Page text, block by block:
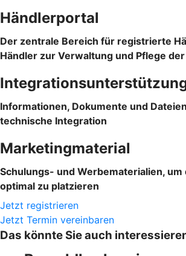
Händlerportal
Der zentrale Bereich für registrierte
Händler zur Verwaltung und Pflege
Informationen, Dokumente und
technische Integration
Marketingmaterial
Schulungs- und Werbematerialien, um
optimal zu platzieren
Jetzt registrieren
Jetzt Termin vereinbaren
Das könnte Sie auch